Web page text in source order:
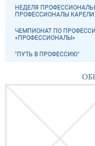
НЕДЕЛЯ
ПРОФЕССИОНАЛЫ
ЧЕМПИОНАТ ПО
«ПРОФЕССИОНАЛЫ»
"ПУТЬ В ПРОФЕССИЮ"